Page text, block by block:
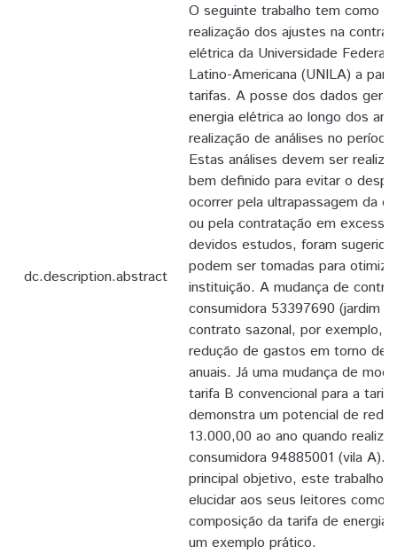
dc.description.abstract
O seguinte trabalho tem como
realização dos ajustes na
elétrica da Universidade Federal
Latino-Americana (UNILA) a
tarifas. A posse dos dados
energia elétrica ao longo dos
realização de análises no
Estas análises devem ser
bem definido para evitar o
ocorrer pela ultrapassagem da
ou pela contratação em
devidos estudos, foram
podem ser tomadas para
instituição. A mudança de
consumidora 53397690 (jardim
contrato sazonal, por exemplo,
redução de gastos em torno de
anuais. Já uma mudança de
tarifa B convencional para a
demonstra um potencial de
13.000,00 ao ano quando
consumidora 94885001 (vila A).
principal objetivo, este trabalho
elucidar aos seus leitores como
composição da tarifa de energia
um exemplo prático.